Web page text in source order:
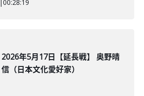
|00:28:19
2026年5月17日【延長戦】 奥野晴
信（日本文化愛好家）